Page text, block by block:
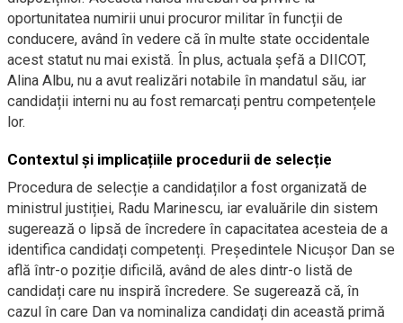
oportunitatea numirii unui procuror militar în funcții de
conducere, având în vedere că în multe state occidentale
acest statut nu mai există. În plus, actuala șefă a DIICOT,
Alina Albu, nu a avut realizări notabile în mandatul său, iar
candidații interni nu au fost remarcați pentru competențele
lor.
Contextul și implicațiile procedurii de selecție
Procedura de selecție a candidaților a fost organizată de
ministrul justiției, Radu Marinescu, iar evaluările din sistem
sugerează o lipsă de încredere în capacitatea acesteia de a
identifica candidați competenți. Președintele Nicușor Dan se
află într-o poziție dificilă, având de ales dintr-o listă de
candidați care nu inspiră încredere. Se sugerează că, în
cazul în care Dan va nominaliza candidați din această primă